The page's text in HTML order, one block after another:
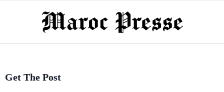
Get The Post